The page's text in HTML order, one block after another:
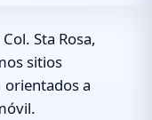
Col. Sta Rosa,
sitios
orientados a